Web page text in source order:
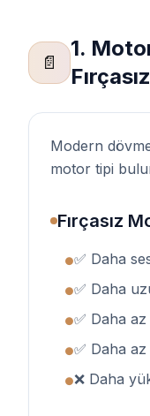
📄
1.
Modern
motor tipi
Fırçasız
●✅ Daha
●✅ Daha
●✅ Daha
●✅ Daha az
●❌ Daha